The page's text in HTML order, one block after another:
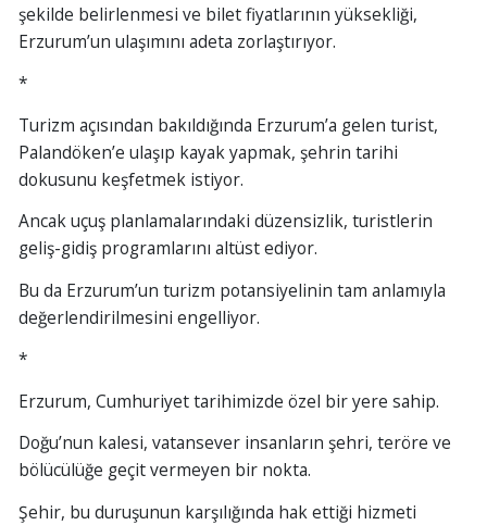
şekilde belirlenmesi ve bilet fiyatlarının yüksekliği,
Erzurum’un ulaşımını adeta zorlaştırıyor.
*
Turizm açısından bakıldığında Erzurum’a gelen turist,
Palandöken’e ulaşıp kayak yapmak, şehrin tarihi
dokusunu keşfetmek istiyor.
Ancak uçuş planlamalarındaki düzensizlik, turistlerin
geliş-gidiş programlarını altüst ediyor.
Bu da Erzurum’un turizm potansiyelinin tam anlamıyla
değerlendirilmesini engelliyor.
*
Erzurum, Cumhuriyet tarihimizde özel bir yere sahip.
Doğu’nun kalesi, vatansever insanların şehri, teröre ve
bölücülüğe geçit vermeyen bir nokta.
Şehir, bu duruşunun karşılığında hak ettiği hizmeti